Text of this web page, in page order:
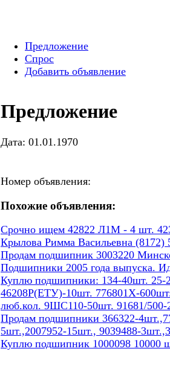
Предложение
Спрос
Добавить объявление
Предложение
Дата: 01.01.1970
Номер объявления:
Похожие объявления:
Срочно ищем 42822 Л1М - 4 шт.
Крылова Римма Васильевна (8172)
Продам подшипник 3003220
Подшипники 2005 года выпуска.
Куплю подшипники: 134-40шт.
46208Р(ЕТУ)-10шт. 776801Х-
люб.кол. 9ШС110-50шт. 91681/500-
Продам подшипники 366322-
5шт.,2007952-15шт., 9039488-
Куплю подшипник 1000098 10000